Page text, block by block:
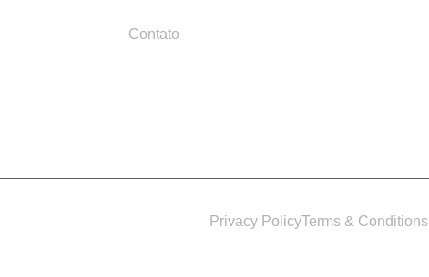
Contato
Privacy PolicyTerms & Conditions